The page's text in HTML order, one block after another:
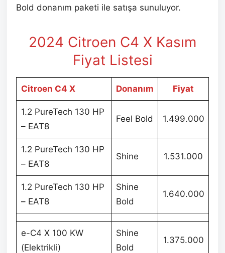
Bold donanım paketi ile satışa sunuluyor.
2024 Citroen C4 X Kasım
Fiyat Listesi
Citroen C4 X Donanım Fiyat
1.2 PureTech 130 HP
– EAT8
Feel Bold 1.499.000
1.2 PureTech 130 HP
– EAT8
Shine 1.531.000
1.2 PureTech 130 HP
– EAT8
Shine
Bold
1.640.000
e-C4 X 100 KW
(Elektrikli)
Shine
Bold
1.375.000